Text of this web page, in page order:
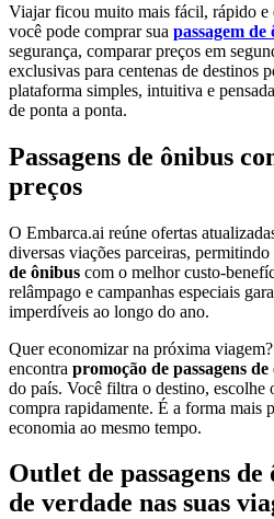
Viajar ficou muito mais fácil, rápido e
você pode comprar sua passagem
segurança, comparar preços em
exclusivas para centenas de destinos
plataforma simples, intuitiva e
de ponta a ponta.
Passagens de ônibus
preços
O Embarca.ai reúne ofertas
diversas viações parceiras,
de ônibus com o melhor custo-
relâmpago e campanhas especiais
imperdíveis ao longo do ano.
Quer economizar na próxima
encontra promoção de passagens
do país. Você filtra o destino, escolhe
compra rapidamente. É a forma mais
economia ao mesmo tempo.
Outlet de passagens
de verdade nas suas